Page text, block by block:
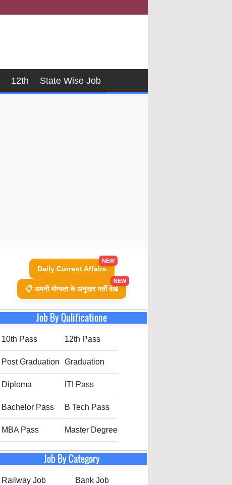
12th State Wise Job
Daily Current Affairs
NEW
📋 अपनी योग्यता के अनुसार भर्ती देखें
NEW
Job By Qulificatione
10th Pass 12th Pass
Post Graduation Graduation
Diploma ITI Pass
Bachelor Pass B Tech Pass
MBA Pass Master Degree
Job By Category
Railway Job Bank Job